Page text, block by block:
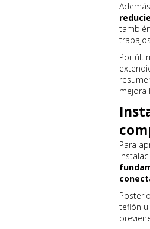
Por
mejora
Para
teflón